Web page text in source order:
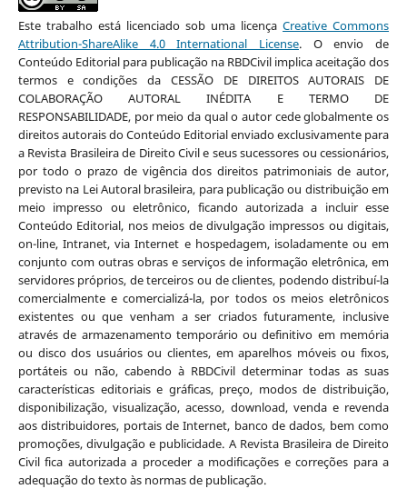
Este trabalho está licenciado sob uma licençaCreative Commons
Attribution-ShareAlike 4.0 International License. O envio de
Conteúdo Editorial para publicação na RBDCivil implica aceitação dos
termos e condições da CESSÃO DE DIREITOS AUTORAIS DE
COLABORAÇÃO AUTORAL INÉDITA E TERMO DE
RESPONSABILIDADE, por meio da qual o autor cede globalmente os
direitos autorais do Conteúdo Editorial enviado exclusivamente para
a Revista Brasileira de Direito Civil e seus sucessores ou cessionários,
por todo o prazo de vigência dos direitos patrimoniais de autor,
previsto na Lei Autoral brasileira, para publicação ou distribuição em
meio impresso ou eletrônico, ficando autorizada a incluir esse
Conteúdo Editorial, nos meios de divulgação impressos ou digitais,
on-line, Intranet, via Internet e hospedagem, isoladamente ou em
conjunto com outras obras e serviços de informação eletrônica, em
servidores próprios, de terceiros ou de clientes, podendo distribuí-la
comercialmente e comercializá-la, por todos os meios eletrônicos
existentes ou que venham a ser criados futuramente, inclusive
através de armazenamento temporário ou definitivo em memória
ou disco dos usuários ou clientes, em aparelhos móveis ou fixos,
portáteis ou não, cabendo à RBDCivil determinar todas as suas
características editoriais e gráficas, preço, modos de distribuição,
disponibilização, visualização, acesso, download, venda e revenda
aos distribuidores, portais de Internet, banco de dados, bem como
promoções, divulgação e publicidade. A Revista Brasileira de Direito
Civil fica autorizada a proceder a modificações e correções para a
adequação do texto às normas de publicação.